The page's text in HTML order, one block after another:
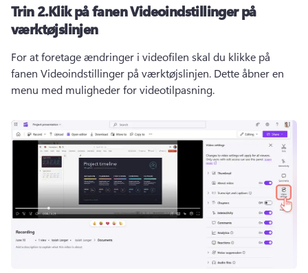
Trin 2.Klik på fanen Videoindstillinger på
værktøjslinjen
For at foretage ændringer i videofilen skal du klikke på
fanen Videoindstillinger på værktøjslinjen. Dette åbner en
menu med muligheder for videotilpasning.